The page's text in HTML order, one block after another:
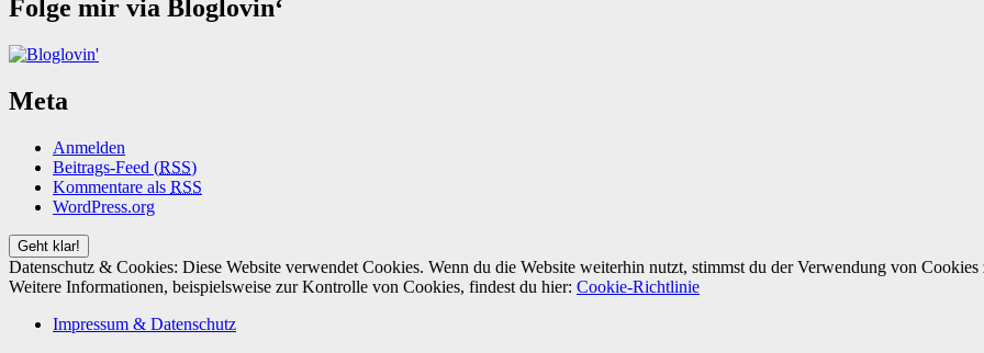
Folge mir via Bloglovin‘
Meta
Anmelden
Beitrags-Feed (RSS)
Kommentare als RSS
WordPress.org
Datenschutz & Cookies: Diese Website verwendet Cookies. Wenn du die Website weiterhin nutzt, stimmst du der Verwendung von Cookies
Weitere Informationen, beispielsweise zur Kontrolle von Cookies, findest du hier: Cookie-Richtlinie
Impressum & Datenschutz